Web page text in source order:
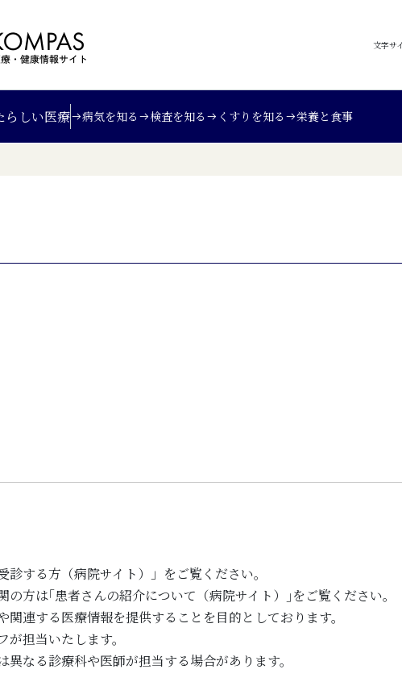
文字サ
らしい医療 病気を知る 検査を知る くすりを知る 栄養と食事
する方（病院サイト）」をご覧ください。
方は｢患者さんの紹介について（病院サイト）｣をご覧ください。
連する医療情報を提供することを目的としております。
担当いたします。
なる診療科や医師が担当する場合があります。